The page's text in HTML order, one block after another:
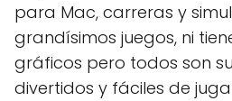
para Mac, carreras y
grandísimos juegos, ni
gráficos pero todos son
divertidos y fáciles de